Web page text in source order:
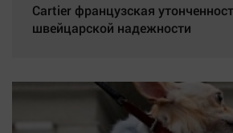
Cartier французская
швейцарской надежности